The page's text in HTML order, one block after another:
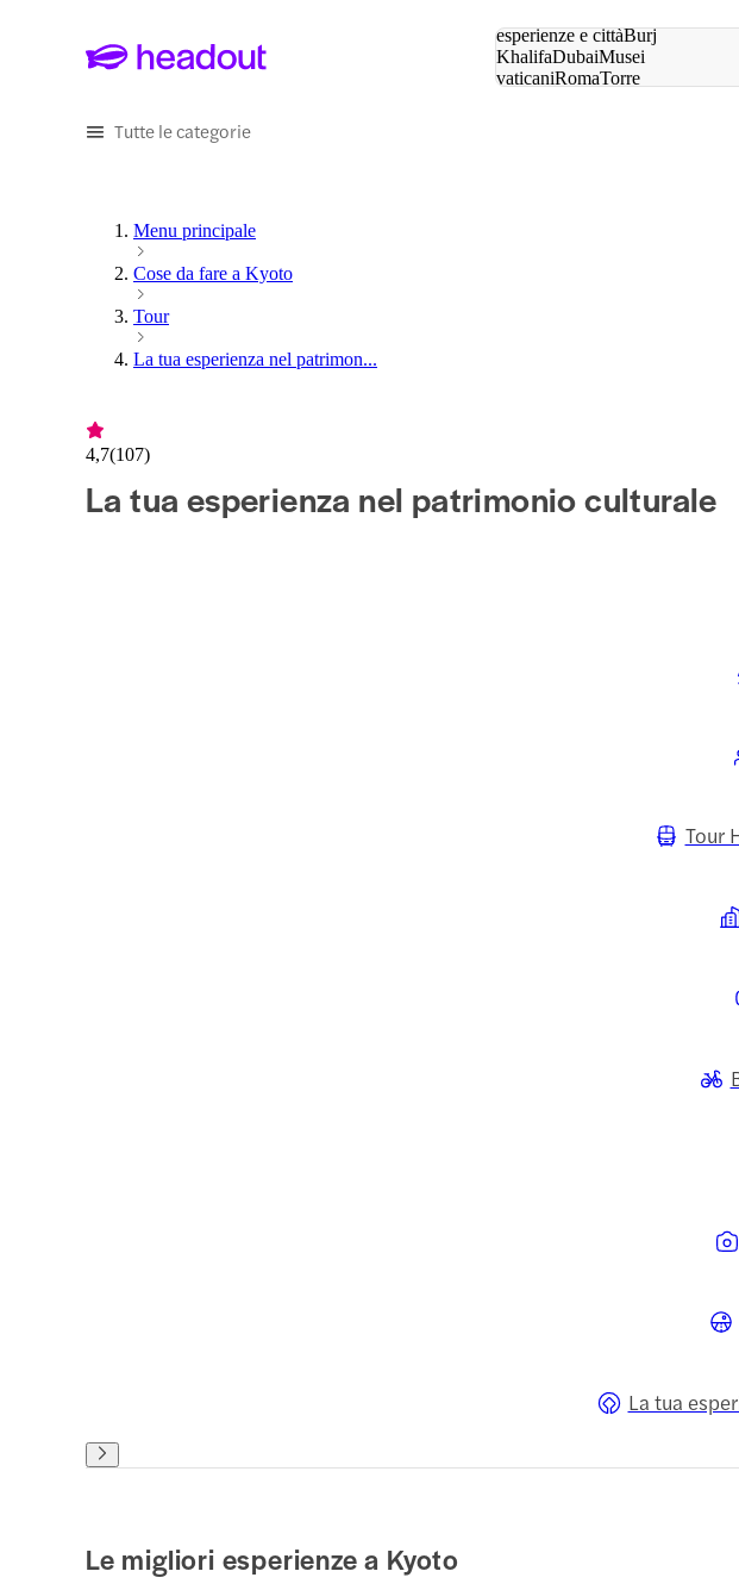
esperienze e cittàBurj
KhalifaDubaiMusei
vaticaniRomaTorre
Tutte le categorie
Menu principale
Cose da fare a Kyoto
Tour
La tua esperienza nel patrimon...
4,7(107)
La tua esperienza nel patrimonio culturale
Tour
La tua
Le migliori esperienze a Kyoto